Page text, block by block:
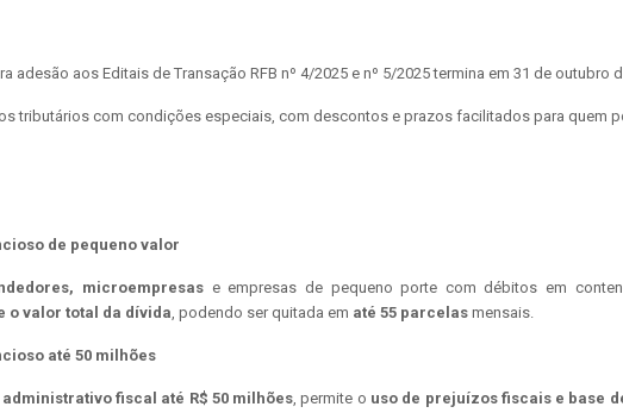
adesão aos Editais de Transação RFB nº 4/2025 e nº 5/2025 termina em 31 de outubro
tributários com condições especiais, com descontos e prazos facilitados para quem
de pequeno valor
microempresas e empresas de pequeno porte com débitos em
o valor total da dívida, podendo ser quitada em até 55 parcelas mensais.
até 50 milhões
fiscal até R$ 50 milhões, permite o uso de prejuízos fiscais e base